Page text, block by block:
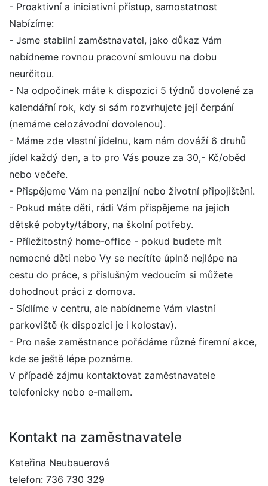
- Proaktivní a iniciativní přístup, samostatnost
Nabízíme:
- Jsme stabilní zaměstnavatel, jako důkaz Vám
nabídneme rovnou pracovní smlouvu na dobu
neurčitou.
- Na odpočinek máte k dispozici 5 týdnů dovolené za
kalendářní rok, kdy si sám rozvrhujete její čerpání
(nemáme celozávodní dovolenou).
- Máme zde vlastní jídelnu, kam nám dováží 6 druhů
jídel každý den, a to pro Vás pouze za 30,- Kč/oběd
nebo večeře.
- Přispějeme Vám na penzijní nebo životní připojištění.
- Pokud máte děti, rádi Vám přispějeme na jejich
dětské pobyty/tábory, na školní potřeby.
- Příležitostný home-office - pokud budete mít
nemocné děti nebo Vy se necítíte úplně nejlépe na
cestu do práce, s příslušným vedoucím si můžete
dohodnout práci z domova.
- Sídlíme v centru, ale nabídneme Vám vlastní
parkoviště (k dispozici je i kolostav).
- Pro naše zaměstnance pořádáme různé firemní akce,
kde se ještě lépe poznáme.
V případě zájmu kontaktovat zaměstnavatele
telefonicky nebo e-mailem.
Kontakt na zaměstnavatele
Kateřina Neubauerová
telefon: 736 730 329